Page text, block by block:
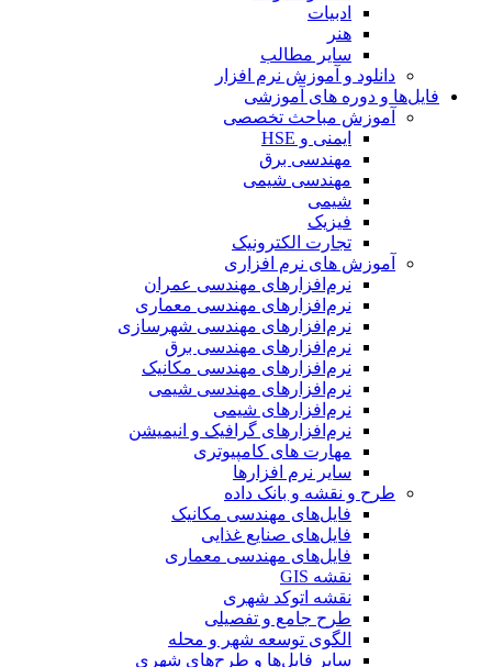
ادبیات
هنر
سایر مطالب
دانلود و آموزش نرم افزار
فایل‌ها و دوره های آموزشی
آموزش مباحث تخصصی
ایمنی و HSE
مهندسی برق
مهندسی شیمی
شیمی
فیزیک
تجارت الکترونیک
آموزش های نرم افزاری
نرم‌افزارهای مهندسی عمران
نرم‌افزارهای مهندسی معماری
نرم‌افزارهای مهندسی شهرسازی
نرم‌افزارهای مهندسی برق
نرم‌افزارهای مهندسی مکانیک
نرم‌افزارهای مهندسی شیمی
نرم‌افزارهای شیمی
نرم‌افزارهای گرافیک و انیمیشن
مهارت های کامپیوتری
سایر نرم افزارها
طرح و نقشه و بانک داده
فایل‌های مهندسی مکانیک
فایل‌های صنایع غذایی
فایل‌های مهندسی معماری
نقشه GIS
نقشه اتوکد شهری
طرح جامع و تفصیلی
الگوی توسعه شهر و محله
سایر فایل‌ها و طرح‌های شهری